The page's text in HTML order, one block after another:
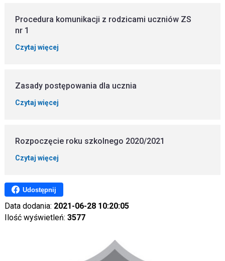
Procedura komunikacji z rodzicami uczniów ZS
nr 1
Czytaj więcej
Zasady postępowania dla ucznia
Czytaj więcej
Rozpoczęcie roku szkolnego 2020/2021
Czytaj więcej
Udostępnij
Data dodania: 2021-06-28 10:20:05
Ilość wyświetleń: 3577